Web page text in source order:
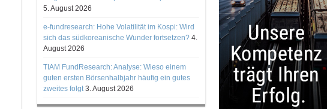
5. August 2026
e-fundresearch: Hohe Volatilität im Kospi: Wird
sich das südkoreanische Wunder fortsetzen? 4.
August 2026
TIAM FundResearch: Analyse: Wieso einem
guten ersten Börsenhalbjahr häufig ein gutes
zweites folgt 3. August 2026